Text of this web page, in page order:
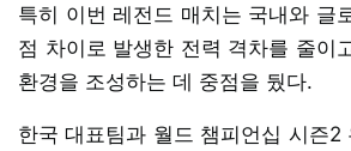
특히 이번 레전드 매치는 국내와 글
점 차이로 발생한 전력 격차를 줄이
환경을 조성하는 데 중점을 뒀다.
한국 대표팀과 월드 챔피언십 시즌2